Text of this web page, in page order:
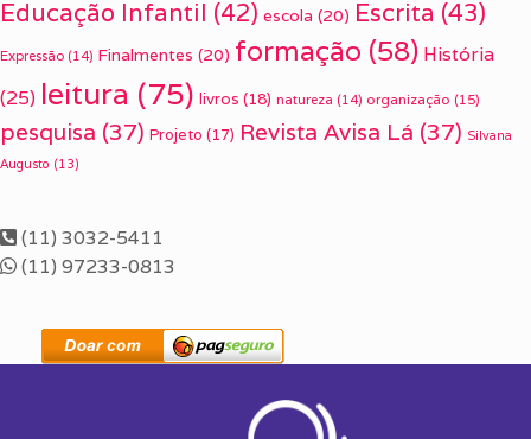
Educação Infantil (42) escola (20) Escrita (43)
Expressão (14) Finalmentes (20) formação (58) História
(25) leitura (75) livros (18) natureza (14) organização (15)
pesquisa (37) Projeto (17) Revista Avisa Lá (37) Silvana
Augusto (13)
(11) 3032-5411
(11) 97233-0813